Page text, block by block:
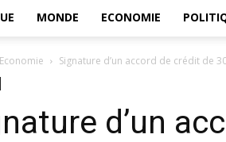
MONDE ECONOMIE
Economie Signature d’un accord de crédit de
d’un